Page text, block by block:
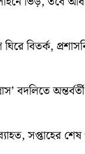
বিতর্ক,
বদলিতে
সপ্তাহের শেষ